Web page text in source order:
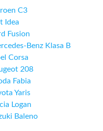
C3
Idea
Fusion
Benz Klasa B
Corsa
208
Fabia
Yaris
Logan
Baleno